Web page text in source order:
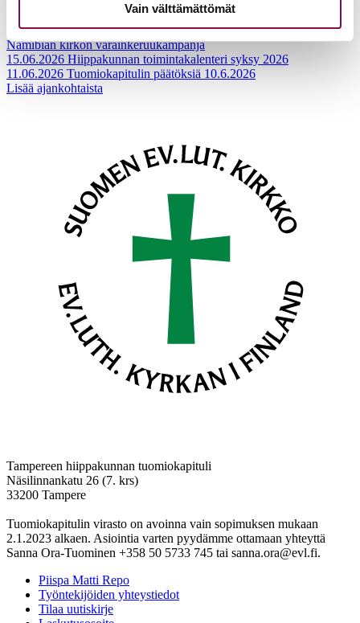
Vain välttämättömät
17.06.2026 Pelastetaan Namibian alkukirkko – yhdessä! –
Namibian kirkon varainkeruukampanja
15.06.2026 Hiippakunnan toimintakalenteri syksy 2026
11.06.2026 Tuomiokapitulin päätöksiä 10.6.2026
Lisää ajankohtaista
Tampereen hiippakunnan tuomiokapituli
Näsilinnankatu 26 (7. krs)
33200 Tampere
Tuomiokapitulin virasto on avoinna vain sopimuksen mukaan
2.1.2023 alkaen. Asiointia varten pyydämme ottamaan yhteyttä
Sanna Ora-Tuominen +358 50 5733 745 tai sanna.ora@evl.fi.
Piispa Matti Repo
Työntekijöiden yhteystiedot
Tilaa uutiskirje